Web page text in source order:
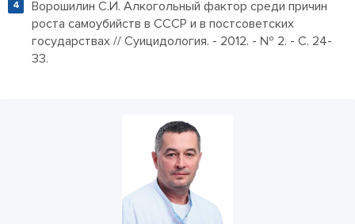
Ворошилин С.И. Алкогольный фактор среди причин
роста самоубийств в СССР и в постсоветских
государствах // Суицидология. - 2012. - № 2. - С. 24-
33.